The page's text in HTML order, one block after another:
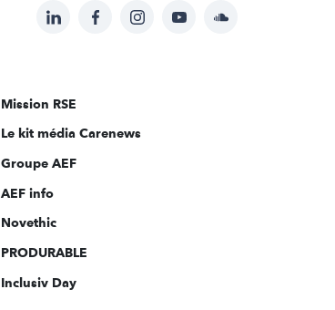
Suivez-
sur:
LinkedInFacebookInstagramYouTubeSoundcloud
Mission RSE
Le kit média Carenews
Groupe AEF
AEF info
Novethic
PRODURABLE
Inclusiv Day